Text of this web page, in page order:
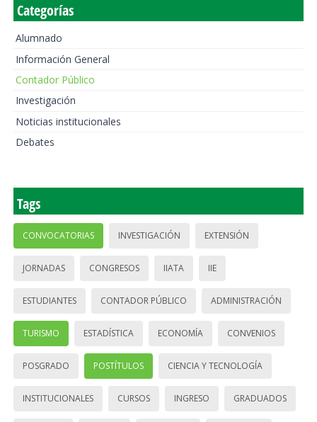
Categorías
Alumnado
Información General
Contador Público
Investigación
Noticias institucionales
Debates
Tags
CONVOCATORIAS INVESTIGACIÓN EXTENSIÓN
JORNADAS CONGRESOS IIATA IIE
ESTUDIANTES CONTADOR PÚBLICO ADMINISTRACIÓN
TURISMO ESTADÍSTICA ECONOMÍA CONVENIOS
POSGRADO POSTÍTULOS CIENCIA Y TECNOLOGÍA
INSTITUCIONALES CURSOS INGRESO GRADUADOS